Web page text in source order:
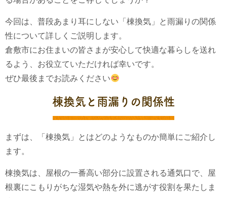
今回は、普段あまり耳にしない「棟換気」と雨漏りの関係
性について詳しくご説明します。
倉敷市にお住まいの皆さまが安心して快適な暮らしを送れ
るよう、お役立ていただければ幸いです。
ぜひ最後までお読みください
棟換気と雨漏りの関係性
まずは、「棟換気」とはどのようなものか簡単にご紹介し
ます。
棟換気は、屋根の一番高い部分に設置される通気口で、屋
根裏にこもりがちな湿気や熱を外に逃がす役割を果たしま